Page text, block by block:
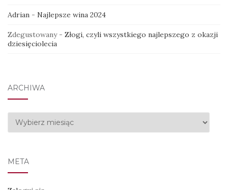
Adrian - Najlepsze wina 2024
Zdegustowany- Złogi, czyli wszystkiego najlepszego z okazji
dziesięciolecia
ARCHIWA
Archiwa
META